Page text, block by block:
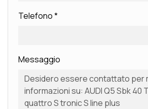
Telefono*
Messaggio